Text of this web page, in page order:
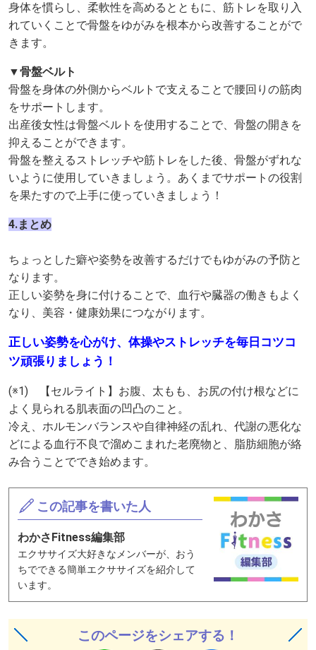
身体を慣らし、柔軟性を高めるとともに、筋トレを取り入
れていくことで骨盤をゆがみを根本から改善することがで
きます。
▼骨盤ベルト
骨盤を身体の外側からベルトで支えることで腰回りの筋肉
をサポートします。
出産後女性は骨盤ベルトを使用することで、骨盤の開きを
抑えることができます。
骨盤を整えるストレッチや筋トレをした後、骨盤がずれな
いように使用していきましょう。あくまでサポートの役割
を果たすので上手に使っていきましょう！
4.まとめ
ちょっとした癖や姿勢を改善するだけでもゆがみの予防と
なります。
正しい姿勢を身に付けることで、血行や臓器の働きもよく
なり、美容・健康効果につながります。
正しい姿勢を心がけ、体操やストレッチを毎日コツコ
ツ頑張りましょう！
(※1) 【セルライト】お腹、太もも、お尻の付け根などに
よく見られる肌表面の凹凸のこと。
冷え、ホルモンバランスや自律神経の乱れ、代謝の悪化な
どによる血行不良で溜めこまれた老廃物と、脂肪細胞が絡
み合うことででき始めます。
この記事を書いた人
わかさFitness編集部
エクササイズ大好きなメンバーが、おう
ちでできる簡単エクササイズを紹介して
います。
このページをシェアする！